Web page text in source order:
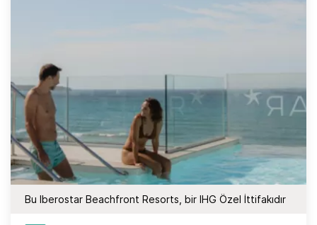
Bu Iberostar Beachfront Resorts, bir IHG Özel İttifakıdır